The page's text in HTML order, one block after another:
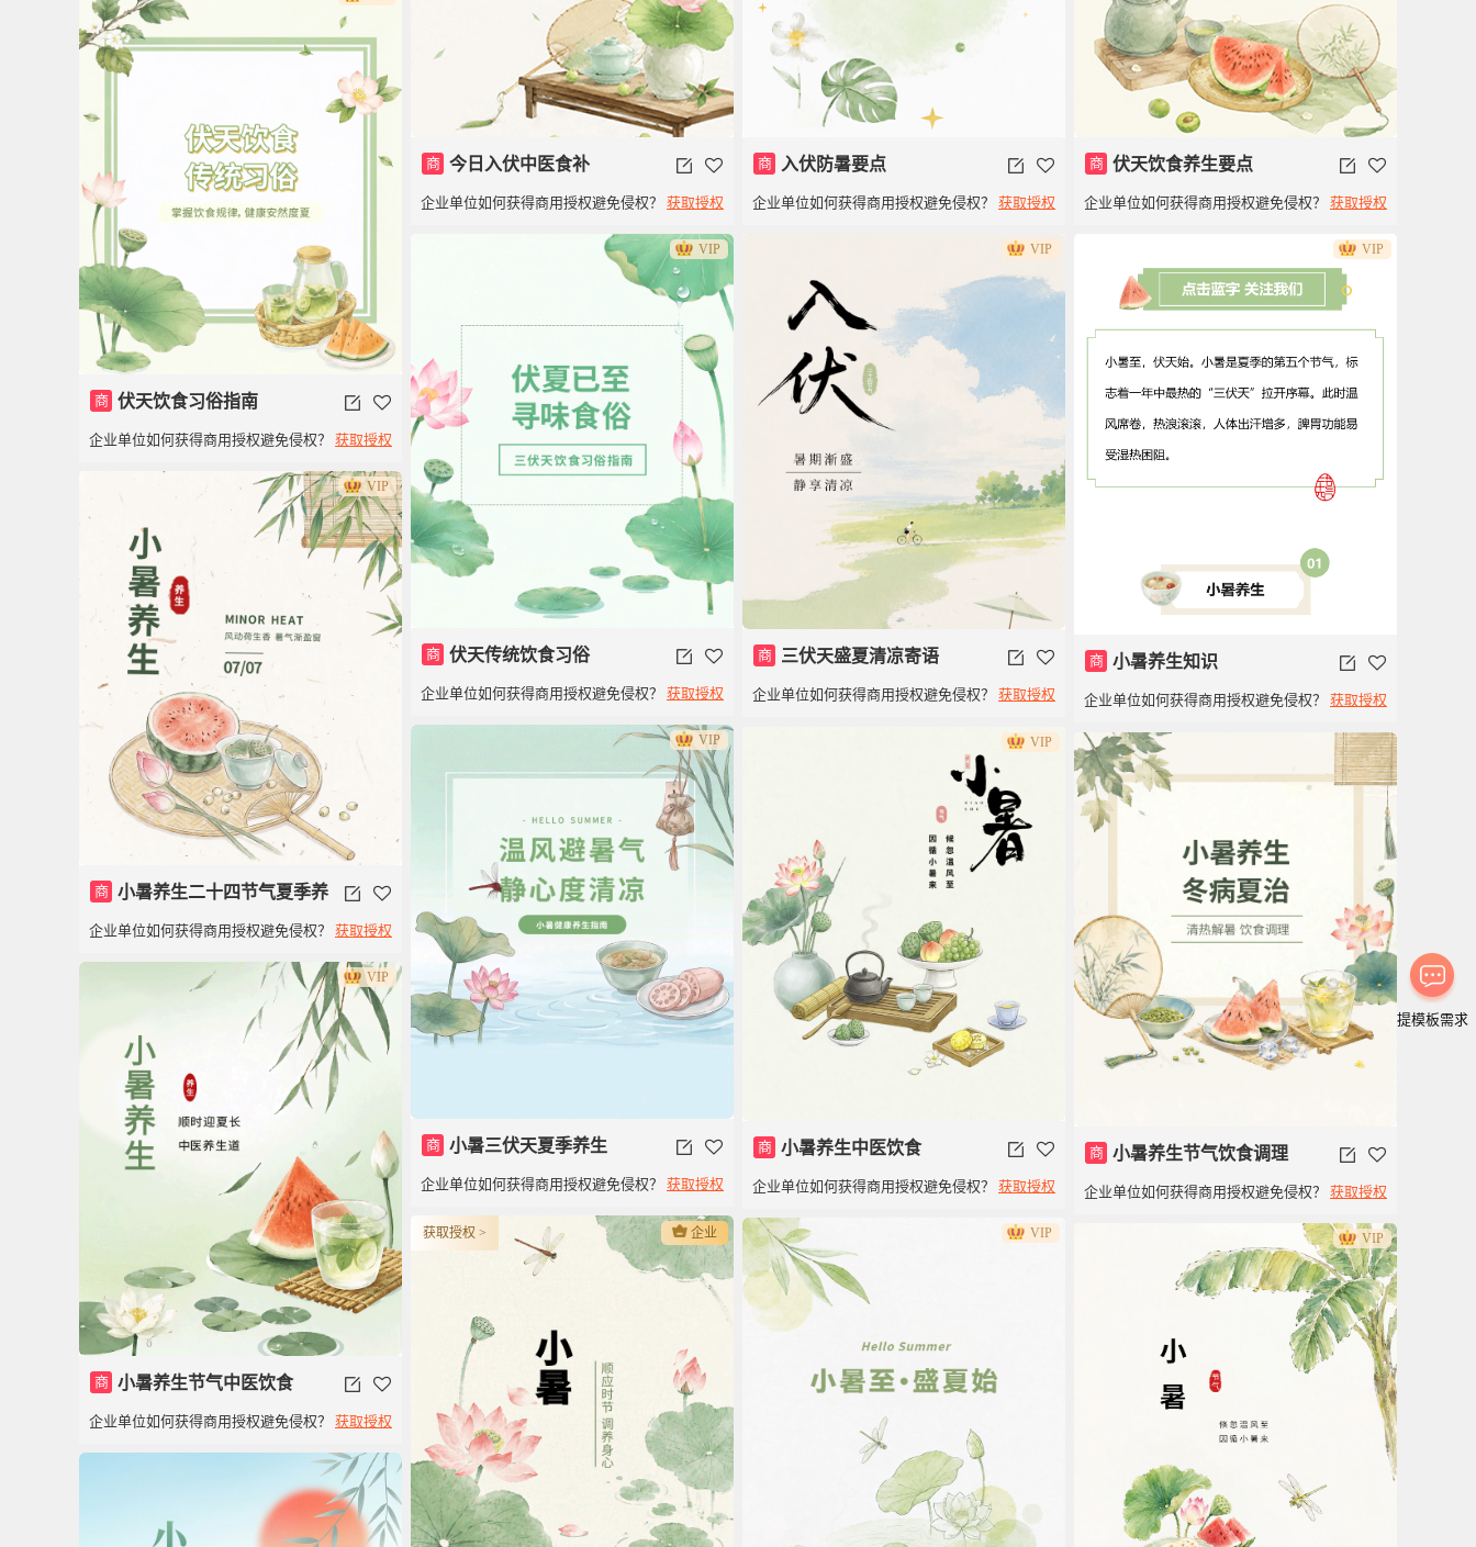
商 今日入伏中医食补
企业单位如何获得商用授权避免侵权？ 获取授权
商 入伏防暑要点
企业单位如何获得商用授权避免侵权？ 获取授权
商 伏天饮食养生要点
企业单位如何获得商用授权避免侵权？ 获取授权
商 伏天饮食习俗指南
企业单位如何获得商用授权避免侵权？ 获取授权
VIP
商 伏天传统饮食习俗
企业单位如何获得商用授权避免侵权？ 获取授权
VIP
商 三伏天盛夏清凉寄语
企业单位如何获得商用授权避免侵权？ 获取授权
VIP
商 小暑养生知识
企业单位如何获得商用授权避免侵权？ 获取授权
VIP
商 小暑养生二十四节气夏季养
企业单位如何获得商用授权避免侵权？ 获取授权
VIP
商 小暑三伏天夏季养生
企业单位如何获得商用授权避免侵权？ 获取授权
VIP
商 小暑养生中医饮食
企业单位如何获得商用授权避免侵权？ 获取授权
商 小暑养生节气饮食调理
企业单位如何获得商用授权避免侵权？ 获取授权
VIP
商 小暑养生节气中医饮食
企业单位如何获得商用授权避免侵权？ 获取授权
获取授权 > 企业 VIP VIP
提模板需求